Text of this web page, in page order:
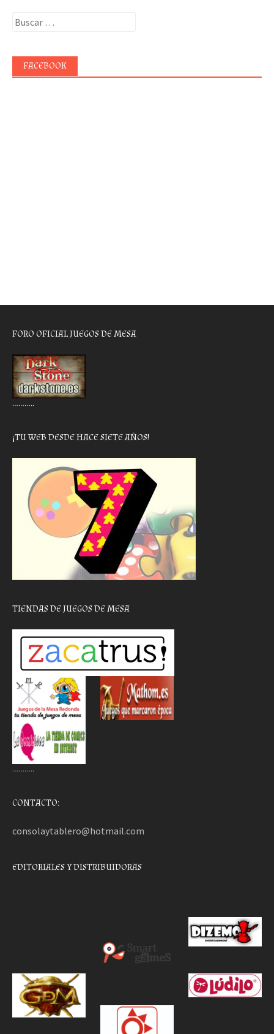
Buscar:
FACEBOOK
FORO OFICIAL JUEGOS DE MESA
………..
¡TU WEB DESDE HACE SIETE AÑOS!
TIENDAS DE JUEGOS DE MESA
………..
CONTACTO:
consolaytablero@hotmail.com
EDITORIALES Y DISTRIBUIDORAS